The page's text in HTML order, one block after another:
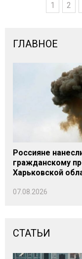
1 2
ГЛАВНОЕ
Россияне
гражданскому
Харьковской
07.08.2026
СТАТЬИ